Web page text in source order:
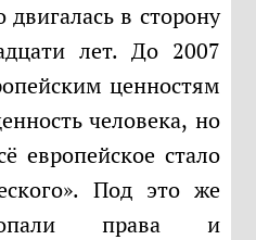
в сторону
лет. До 2007
ценностям
человека, но
европейское стало
Под это же
права и